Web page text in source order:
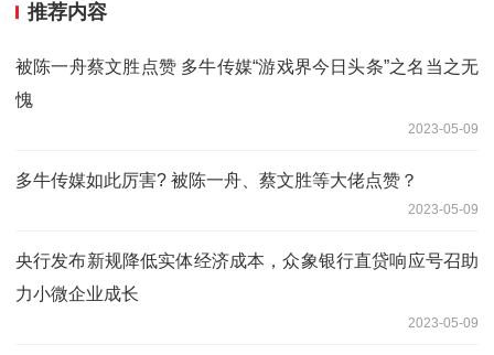
推荐内容
被陈一舟蔡文胜点赞 多牛传媒“游戏界今日头条”之名当之无
愧
2023-05-09
多牛传媒如此厉害? 被陈一舟、蔡文胜等大佬点赞？
2023-05-09
央行发布新规降低实体经济成本，众象银行直贷响应号召助
力小微企业成长
2023-05-09